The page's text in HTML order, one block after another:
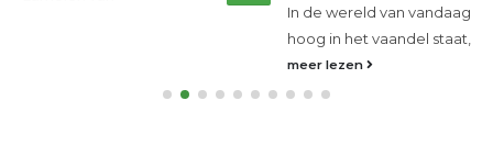
In de wereld van vandaag, waar milieubewustzijn